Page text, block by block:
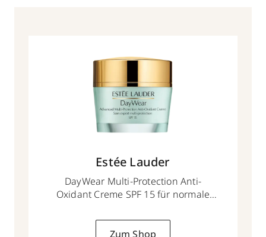
Estée Lauder
DayWear Multi-Protection Anti-
Oxidant Creme SPF 15 für normale
50 ml
Zum Shop